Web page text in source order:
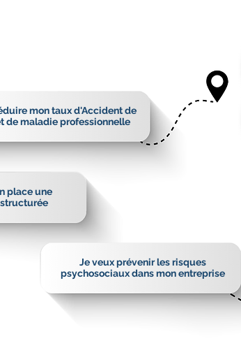
place une
mon taux d'Accident de
de maladie professionnelle
Je veux prévenir les risques
psychosociaux dans mon entreprise